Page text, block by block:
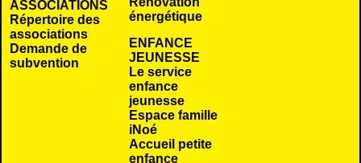
ASSOCIATIONS
Répertoire des
associations
Demande de
subvention
énergétique
ENFANCE
JEUNESSE
Le service
enfance
jeunesse
Espace famille
iNoé
Accueil petite
enfance